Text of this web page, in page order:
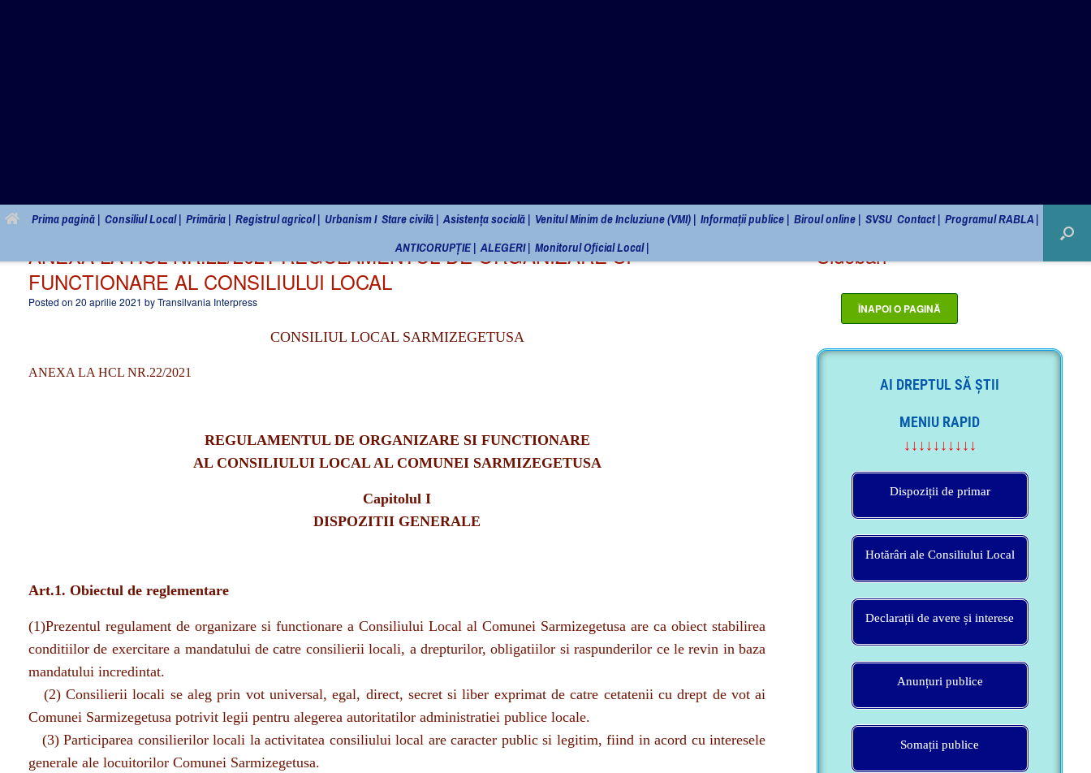
ANEXA LA HCL NR.22/2021 REGULAMENTUL DE ORGANIZARE SI
FUNCTIONARE AL CONSILIULUI LOCAL
Posted on20 aprilie 2021 byTransilvania Interpress
AL CONSILIULUI LOCAL AL COMUNEI SARMIZEGETUSA
DISPOZITII GENERALE
conditiilor de exercitare a mandatului de catre consilierii locali, a drepturilor, obligatiilor si raspunderilor ce le revin in baza
mandatului incredintat.
(2) Consilierii locali se aleg prin vot universal, egal, direct, secret si liber exprimat de catre cetatenii cu drept de vot ai
Comunei Sarmizegetusa potrivit legii pentru alegerea autoritatilor administratiei publice locale.
(3) Participarea consilierilor locali la activitatea consiliului local are caracter public si legitim, fiind in acord cu interesele
generale ale locuitorilor Comunei Sarmizegetusa.
Sidebarr
↓↓↓↓↓↓↓↓↓↓
Dispoziții de primar
Hotărâri ale Consiliului Local
Declarații de avere și interese
Anunțuri publice
Somații publice